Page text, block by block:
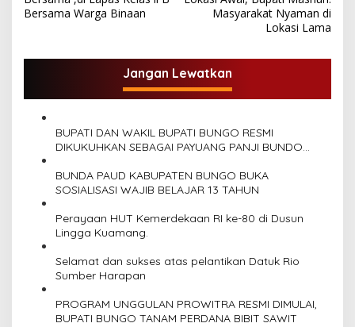
v
g
s
Bersama Warga Binaan
Masyarakat Nyaman di
Lokasi Lama
Jangan Lewatkan
BUPATI DAN WAKIL BUPATI BUNGO RESMI
DIKUKUHKAN SEBAGAI PAYUANG PANJI BUNDO
BUNDA PAUD KABUPATEN BUNGO BUKA
SOSIALISASI WAJIB BELAJAR 13 TAHUN
Perayaan HUT Kemerdekaan RI ke-80 di Dusun
Lingga Kuamang.
Selamat dan sukses atas pelantikan Datuk Rio
Sumber Harapan
PROGRAM UNGGULAN PROWITRA RESMI DIMULAI,
BUPATI BUNGO TANAM PERDANA BIBIT SAWIT